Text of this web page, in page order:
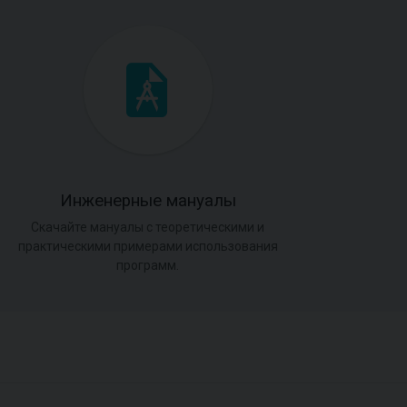
Инженерные мануалы